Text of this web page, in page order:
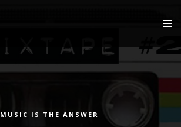
MUSIC IS THE ANSWER